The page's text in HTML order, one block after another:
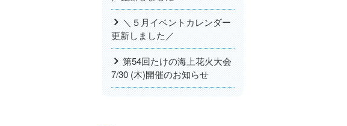
＼５月イベントカレンダー
更新しました／
第54回たけの海上花火大会
7/30 (木)開催のお知らせ